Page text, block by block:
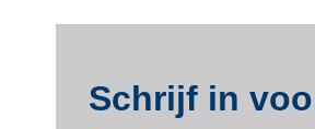
Schrijf in